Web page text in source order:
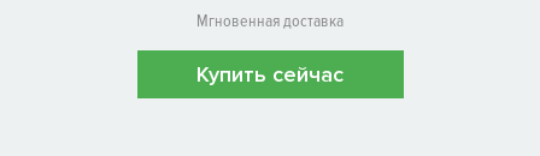
Мгновенная доставка
Купить сейчас